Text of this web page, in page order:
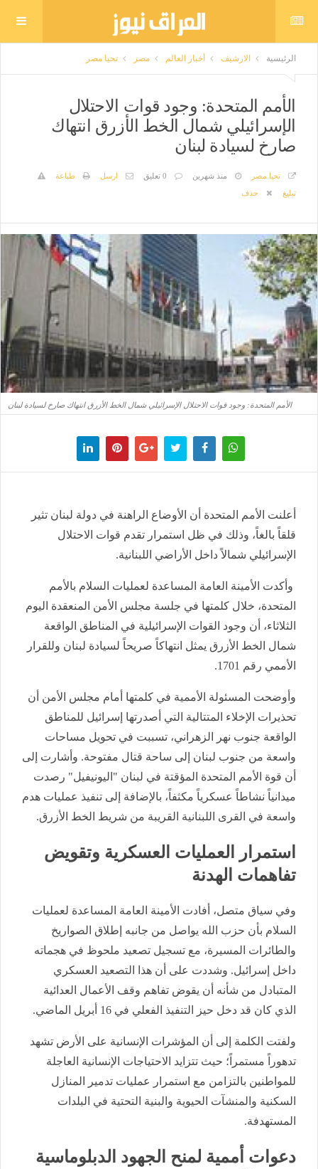
الرئيسية الارشيف أخبار العالم مصر تحيا مصر
الأمم المتحدة: وجود قوات الاحتلال
الإسرائيلي شمال الخط الأزرق انتهاك
صارخ لسيادة لبنان
تحيا مصر منذ شهرين 0 تعليق ارسل
طباعة
تبليغ
حذف
الأمم المتحدة: وجود قوات الاحتلال الإسرائيلي شمال الخط الأزرق انتهاك صارخ لسيادة لبنان
​أعلنت الأمم المتحدة أن الأوضاع الراهنة في دولة لبنان تثير
قلقاً بالغاً، وذلك في ظل استمرار تقدم قوات الاحتلال
الإسرائيلي شمالاً داخل الأراضي اللبنانية.
وأكدت الأمينة العامة المساعدة لعمليات السلام بالأمم
المتحدة، خلال كلمتها في جلسة مجلس الأمن المنعقدة اليوم
الثلاثاء، أن وجود القوات الإسرائيلية في المناطق الواقعة
شمال الخط الأزرق يمثل انتهاكاً صريحاً لسيادة لبنان وللقرار
الأممي رقم 1701.
​وأوضحت المسئولة الأممية في كلمتها أمام مجلس الأمن أن
تحذيرات الإخلاء المتتالية التي أصدرتها إسرائيل للمناطق
الواقعة جنوب نهر الزهراني، تسببت في تحويل مساحات
واسعة من جنوب لبنان إلى ساحة قتال مفتوحة. وأشارت إلى
أن قوة الأمم المتحدة المؤقتة في لبنان "اليونيفيل" رصدت
ميدانياً نشاطاً عسكرياً مكثفاً، بالإضافة إلى تنفيذ عمليات هدم
واسعة في القرى اللبنانية القريبة من شريط الخط الأزرق.
​استمرار العمليات العسكرية وتقويض
تفاهمات الهدنة
​وفي سياق متصل، أفادت الأمينة العامة المساعدة لعمليات
السلام بأن حزب الله يواصل من جانبه إطلاق الصواريخ
والطائرات المسيرة، مع تسجيل تصعيد ملحوظ في هجماته
داخل إسرائيل. وشددت على أن هذا التصعيد العسكري
المتبادل من شأنه أن يقوض تفاهم وقف الأعمال العدائية
الذي كان قد دخل حيز التنفيذ الفعلي في 16 أبريل الماضي.
​ولفتت الكلمة إلى أن المؤشرات الإنسانية على الأرض تشهد
تدهوراً مستمراً؛ حيث تتزايد الاحتياجات الإنسانية العاجلة
للمواطنين بالتزامن مع استمرار عمليات تدمير المنازل
السكنية والمنشآت الحيوية والبنية التحتية في البلدات
المستهدفة.
​دعوات أممية لمنح الجهود الدبلوماسية